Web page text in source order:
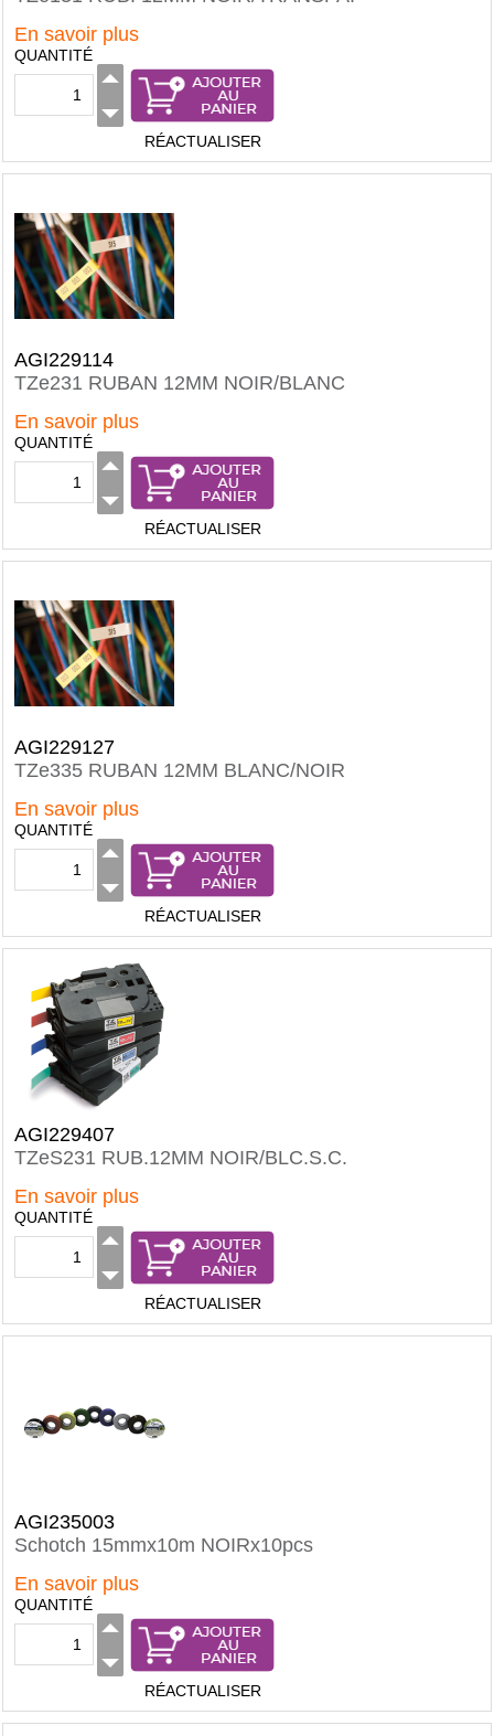
En savoir plus
QUANTITÉ
RÉACTUALISER
AGI229114
TZe231 RUBAN 12MM NOIR/BLANC
En savoir plus
QUANTITÉ
RÉACTUALISER
AGI229127
TZe335 RUBAN 12MM BLANC/NOIR
En savoir plus
QUANTITÉ
RÉACTUALISER
AGI229407
TZeS231 RUB.12MM NOIR/BLC.S.C.
En savoir plus
QUANTITÉ
RÉACTUALISER
AGI235003
Schotch 15mmx10m NOIRx10pcs
En savoir plus
QUANTITÉ
RÉACTUALISER